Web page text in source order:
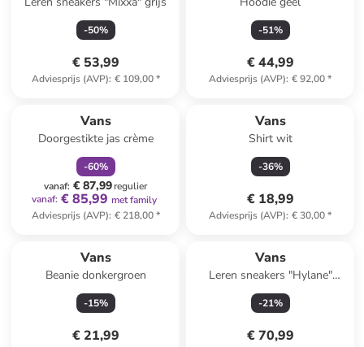
-50%
€ 53,99
Adviesprijs (AVP): € 109,00*
-51%
€ 44,99
Adviesprijs (AVP): € 92,00*
Vans
Doorgestikte jas crème
-60%
vanaf: € 87,99regulier
vanaf: € 85,99 met family
Adviesprijs (AVP): € 218,00*
Vans
Shirt wit
-36%
€ 18,99
Adviesprijs (AVP): € 30,00*
Vans
Beanie donkergroen
-15%
€ 21,99
Vans
Leren sneakers "Hylane"
camel
-21%
€ 70,99